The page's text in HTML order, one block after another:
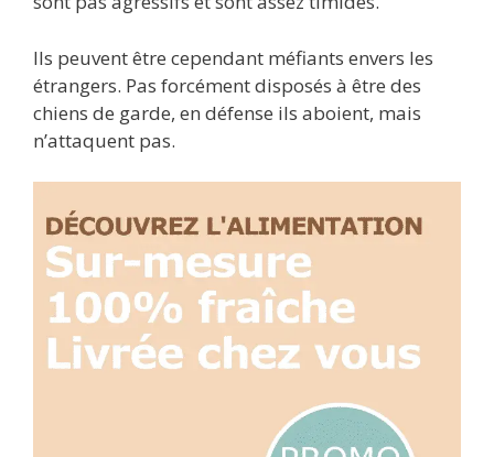
Ils peuvent être cependant méfiants envers les
étrangers. Pas forcément disposés à être des
chiens de garde, en défense ils aboient, mais
n’attaquent pas.